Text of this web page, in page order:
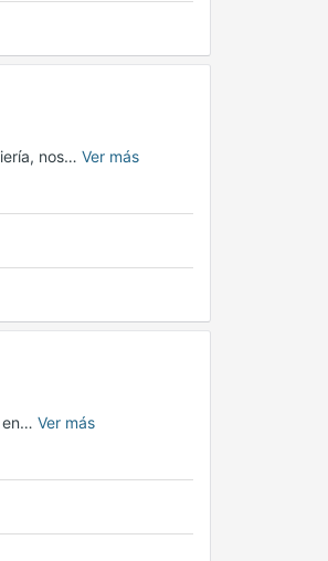
nos… Ver más
en… Ver más